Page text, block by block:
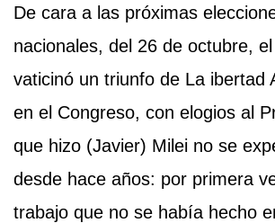
De cara a las próximas
nacionales, del 26 de octubre,
vaticinó un triunfo de La ibertad
en el Congreso, con elogios al
que hizo (Javier) Milei no se
desde hace años: por primera
trabajo que no se había hecho